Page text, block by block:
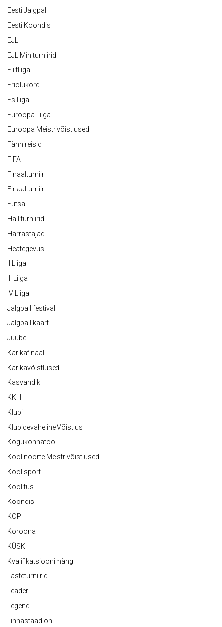
Eesti Jalgpall
Eesti Koondis
EJL
EJL Miniturniirid
Eliitliiga
Eriolukord
Esiliiga
Euroopa Liiga
Euroopa Meistrivõistlused
Fännireisid
FIFA
Finaalturniir
Finaalturniir
Futsal
Halliturniirid
Harrastajad
Heategevus
II Liiga
III Liiga
IV Liiga
Jalgpallifestival
Jalgpallikaart
Juubel
Karikafinaal
Karikavõistlused
Kasvandik
KKH
Klubi
Klubidevaheline Võistlus
Kogukonnatöö
Koolinoorte Meistrivõistlused
Koolisport
Koolitus
Koondis
KOP
Koroona
KÜSK
Kvalifikatsioonimäng
Lasteturniirid
Leader
Legend
Linnastaadion